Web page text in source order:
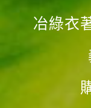
冶綠衣